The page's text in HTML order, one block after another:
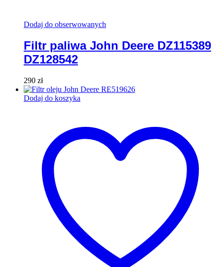
Dodaj do obserwowanych
Filtr paliwa John Deere DZ115389
DZ128542
290 zł
Dodaj do koszyka